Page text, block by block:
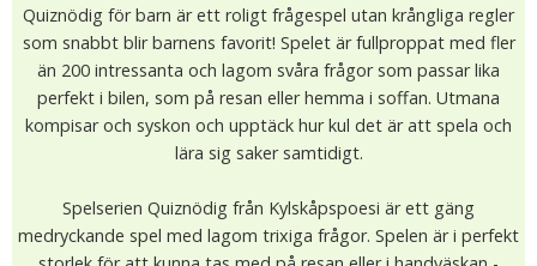
Quiznödig för barn är ett roligt frågespel utan krångliga regler
som snabbt blir barnens favorit! Spelet är fullproppat med fler
än 200 intressanta och lagom svåra frågor som passar lika
perfekt i bilen, som på resan eller hemma i soffan. Utmana
kompisar och syskon och upptäck hur kul det är att spela och
lära sig saker samtidigt.
Spelserien Quiznödig från Kylskåpspoesi är ett gäng
medryckande spel med lagom trixiga frågor. Spelen är i perfekt